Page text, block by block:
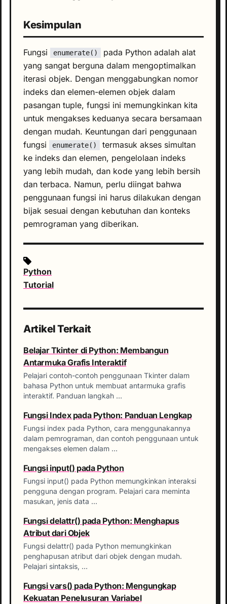
Kesimpulan
Fungsi enumerate()
pada Python adalah alat
yang sangat berguna dalam mengoptimalkan
iterasi objek. Dengan menggabungkan nomor
indeks dan elemen-elemen objek dalam
pasangan tuple, fungsi ini memungkinkan kita
untuk mengakses keduanya secara bersamaan
dengan mudah. Keuntungan dari penggunaan
fungsi
enumerate()
termasuk akses simultan
ke indeks dan elemen, pengelolaan indeks
yang lebih mudah, dan kode yang lebih bersih
dan terbaca. Namun, perlu diingat bahwa
penggunaan fungsi ini harus dilakukan dengan
bijak sesuai dengan kebutuhan dan konteks
pemrograman yang diberikan.
Python
Tutorial
Artikel Terkait
Belajar Tkinter di Python: Membangun
Antarmuka Grafis Interaktif
Pelajari contoh-contoh penggunaan Tkinter dalam
bahasa Python untuk membuat antarmuka grafis
interaktif. Panduan langkah …
Fungsi Index pada Python: Panduan Lengkap
Fungsi index pada Python, cara menggunakannya
dalam pemrograman, dan contoh penggunaan untuk
mengakses elemen dalam …
Fungsi input() pada Python
Fungsi input() pada Python memungkinkan interaksi
pengguna dengan program. Pelajari cara meminta
masukan, jenis data …
Fungsi delattr() pada Python: Menghapus
Atribut dari Objek
Fungsi delattr() pada Python memungkinkan
penghapusan atribut dari objek dengan mudah.
Pelajari sintaksis, …
Fungsi vars() pada Python: Mengungkap
Kekuatan Penelusuran Variabel